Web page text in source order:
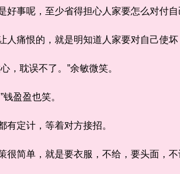
事呢，至少省得担心人家要怎么对付自
痛恨的，就是明知道人家要对自己使坏
耽误不了。”余敏微笑。
盈盈也笑。
定计，等着对方接招。
简单，就是要衣服，不给，要头面，